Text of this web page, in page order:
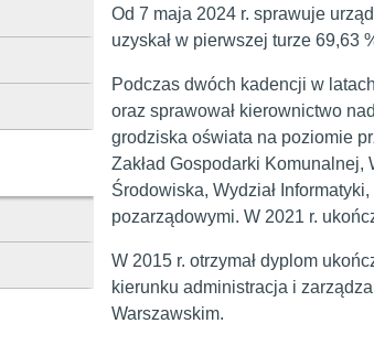
Od 7 maja 2024 r. sprawuje
uzyskał w pierwszej turze 69,63
Podczas dwóch kadencji w
oraz sprawował kierownictwo
grodziska oświata na poziomie
Zakład Gospodarki Komunalnej,
Środowiska, Wydział
pozarządowymi. W 2021 r.
W 2015 r. otrzymał dyplom
kierunku administracja i
Warszawskim.